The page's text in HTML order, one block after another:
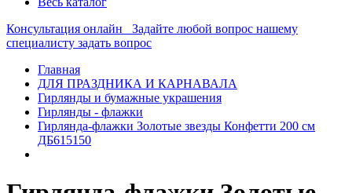
Консультация онлайн
Задайте любой вопрос нашему
специалисту задать вопрос
Главная
ДЛЯ ПРАЗДНИКА И КАРНАВАЛА
Гирлянды и бумажные украшения
Гирлянды - флажки
Гирлянда-флажки Золотые звезды Конфетти 200 см
ДБ615150